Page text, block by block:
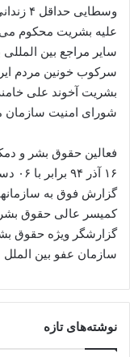
علیه بشریت محکوم
سایر مراجع بین
سرکوب خونین مردم
بشریت آخوند علی
شورای امنیت
فعالین حقوق بشر و
۱۶ آذر ۹۴ برابر با ۰۶ دسامبر ۲۰۱۵
گزارش فوق به
کمیسر عالی حقوق
گزارشگر ویژه حقوق
سازمان عفو بین الملل
نوشته‌های تازه